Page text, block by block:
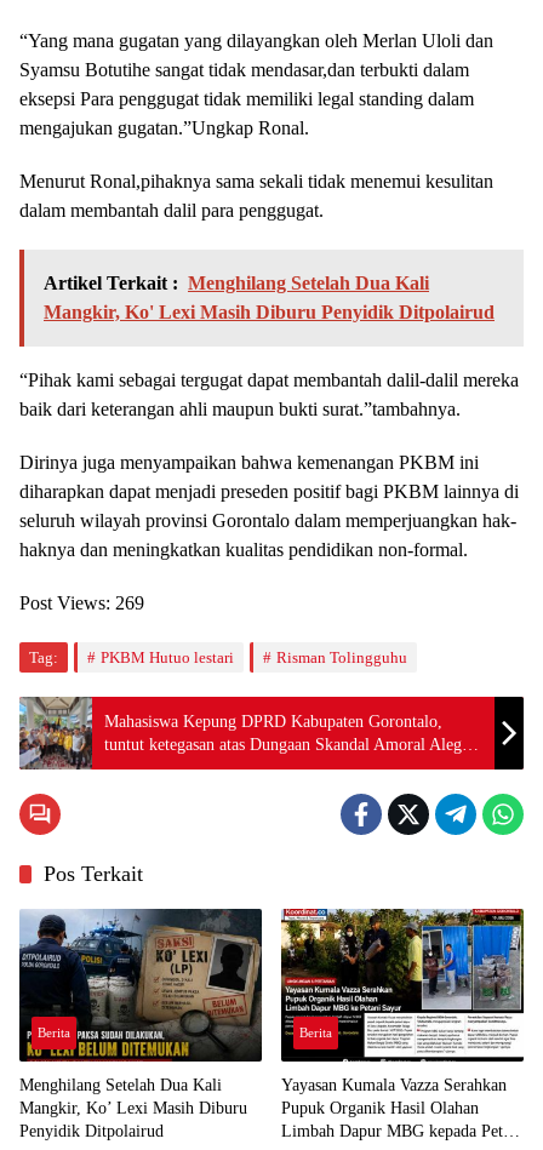
“Yang mana gugatan yang dilayangkan oleh Merlan Uloli dan
Syamsu Botutihe sangat tidak mendasar,dan terbukti dalam
eksepsi Para penggugat tidak memiliki legal standing dalam
mengajukan gugatan.”Ungkap Ronal.
Menurut Ronal,pihaknya sama sekali tidak menemui kesulitan
dalam membantah dalil para penggugat.
Artikel Terkait : Menghilang Setelah Dua Kali
Mangkir, Ko' Lexi Masih Diburu Penyidik Ditpolairud
“Pihak kami sebagai tergugat dapat membantah dalil-dalil mereka
baik dari keterangan ahli maupun bukti surat.”tambahnya.
Dirinya juga menyampaikan bahwa kemenangan PKBM ini
diharapkan dapat menjadi preseden positif bagi PKBM lainnya di
seluruh wilayah provinsi Gorontalo dalam memperjuangkan hak-
haknya dan meningkatkan kualitas pendidikan non-formal.
Post Views: 269
Tag: PKBM Hutuo lestari Risman Tolingguhu
Mahasiswa Kepung DPRD Kabupaten Gorontalo,
tuntut ketegasan atas Dungaan Skandal Amoral Aleg
PKB
Pos Terkait
Berita
Menghilang Setelah Dua Kali
Mangkir, Ko’ Lexi Masih Diburu
Penyidik Ditpolairud
Berita
Yayasan Kumala Vazza Serahkan
Pupuk Organik Hasil Olahan
Limbah Dapur MBG kepada Petani